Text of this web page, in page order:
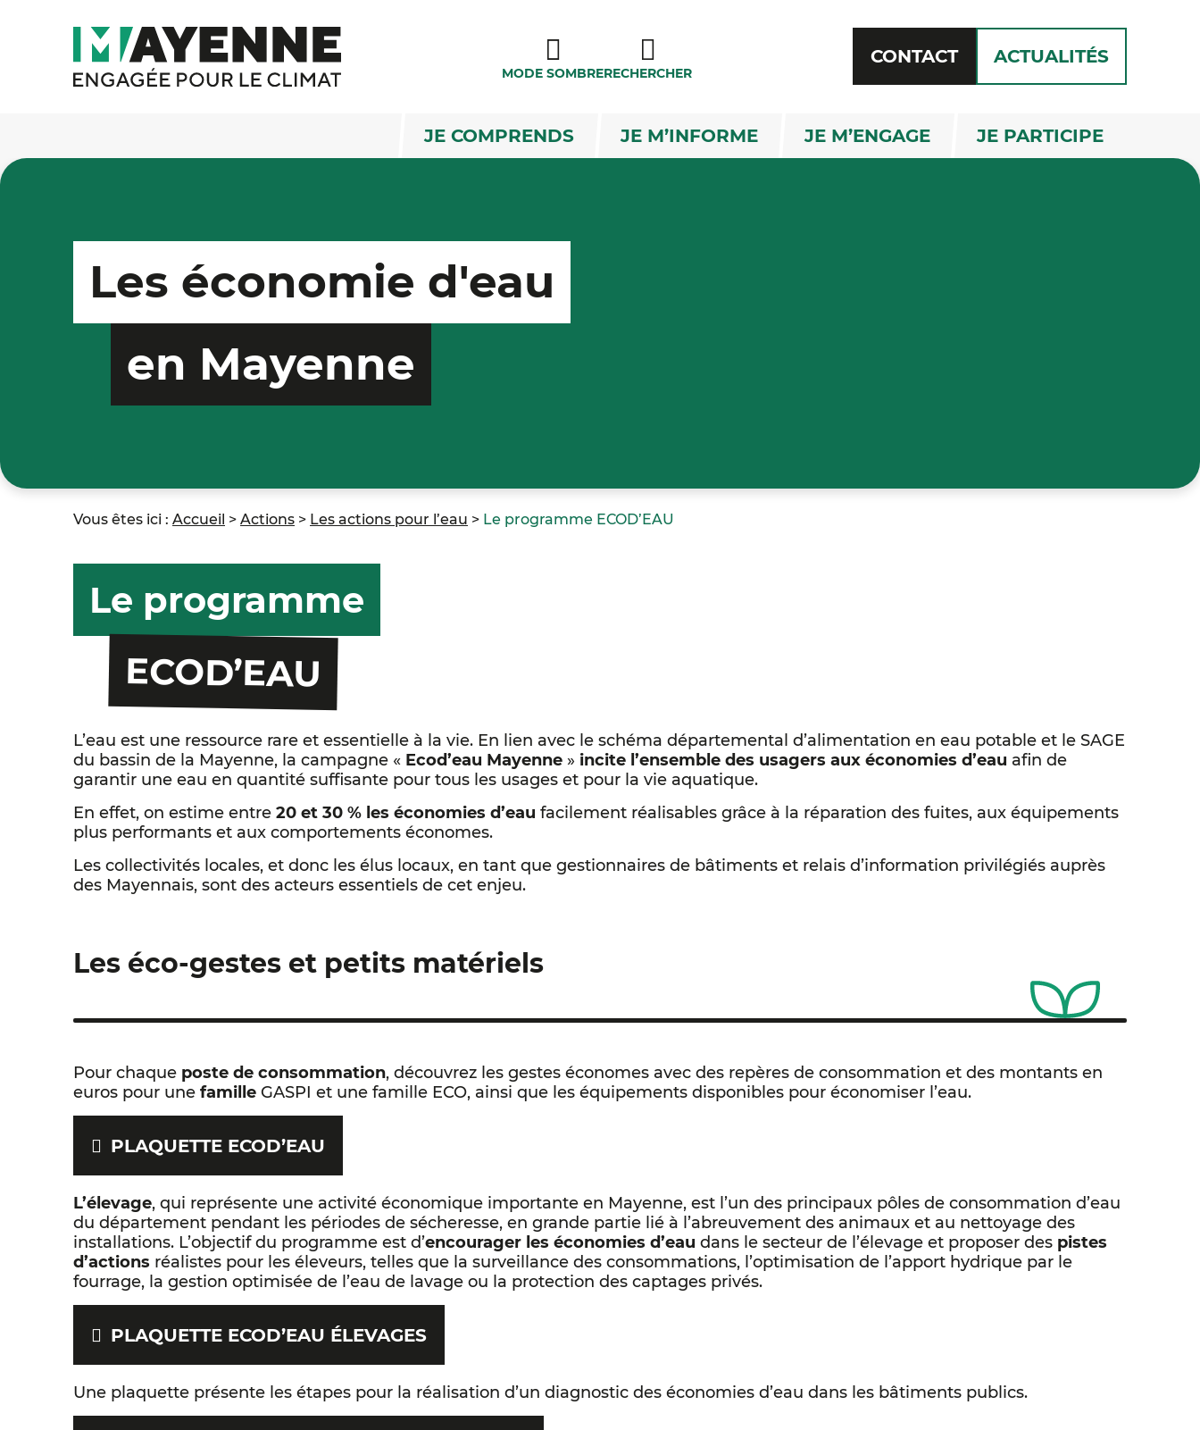
MODE SOMBRERECHERCHER
CONTACT ACTUALITÉS
JE COMPRENDS JE M’INFORME JE M’ENGAGE JE PARTICIPE
Les économie d'eau
en Mayenne
Vous êtes ici : Accueil > Actions > Les actions pour l’eau > Le programme ECOD’EAU
Le programme
ECOD’EAU
L’eau est une ressource rare et essentielle à la vie. En lien avec le schéma départemental d’alimentation en eau potable et le SAGE
du bassin de la Mayenne, la campagne « Ecod’eau Mayenne » incite l’ensemble des usagers aux économies d’eau afin de
garantir une eau en quantité suffisante pour tous les usages et pour la vie aquatique.
En effet, on estime entre 20 et 30 % les économies d’eau facilement réalisables grâce à la réparation des fuites, aux équipements
plus performants et aux comportements économes.
Les collectivités locales, et donc les élus locaux, en tant que gestionnaires de bâtiments et relais d’information privilégiés auprès
des Mayennais, sont des acteurs essentiels de cet enjeu.
Les éco-gestes et petits matériels
Pour chaque poste de consommation, découvrez les gestes économes avec des repères de consommation et des montants en
euros pour une famille GASPI et une famille ECO, ainsi que les équipements disponibles pour économiser l’eau.
PLAQUETTE ECOD’EAU
L’élevage, qui représente une activité économique importante en Mayenne, est l’un des principaux pôles de consommation d’eau
du département pendant les périodes de sécheresse, en grande partie lié à l’abreuvement des animaux et au nettoyage des
installations. L’objectif du programme est d’encourager les économies d’eau dans le secteur de l’élevage et proposer des pistes
d’actions réalistes pour les éleveurs, telles que la surveillance des consommations, l’optimisation de l’apport hydrique par le
fourrage, la gestion optimisée de l’eau de lavage ou la protection des captages privés.
PLAQUETTE ECOD’EAU ÉLEVAGES
Une plaquette présente les étapes pour la réalisation d’un diagnostic des économies d’eau dans les bâtiments publics.